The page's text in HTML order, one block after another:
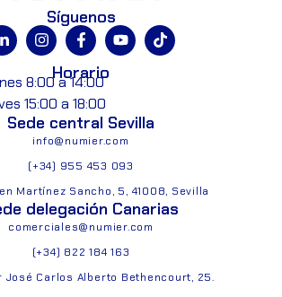
Síguenos
Horario
8:00 a 14:00
15:00 a 18:00
Sede central Sevilla
info@numier.com
(+34) 955 453 093
Martínez Sancho, 5, 41008, Sevilla
delegación Canarias
comerciales@numier.com
(+34) 822 184 163
José Carlos Alberto Bethencourt, 25.